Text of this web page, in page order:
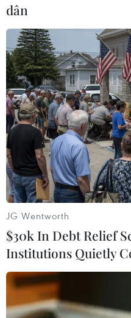
#COVID-19 #Vaccine
Theo dõi VietnamPlus
dân
JG Wentworth
$30k In Debt Relief
Institutions Quietly